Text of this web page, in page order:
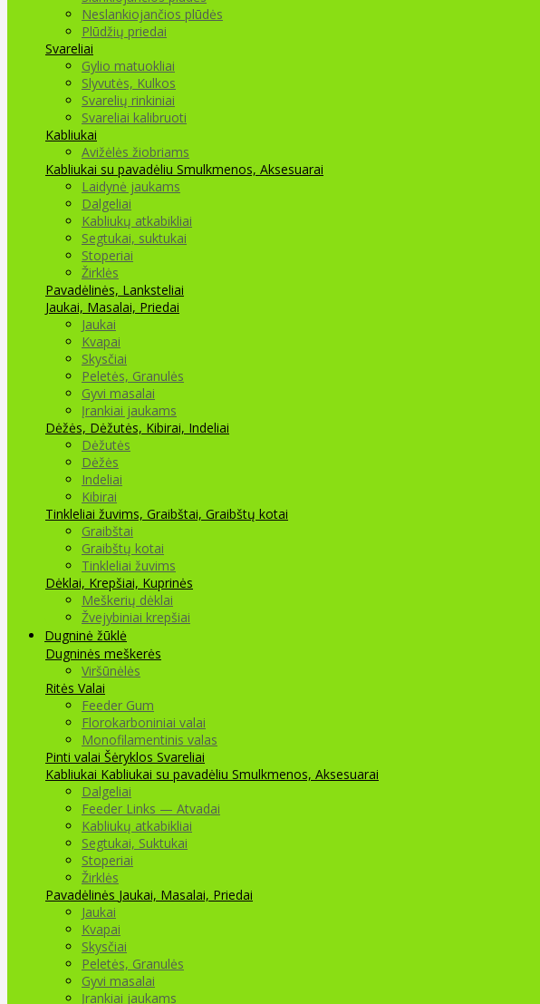
Neslankiojančios plūdės
Plūdžių priedai
Svareliai
Gylio matuokliai
Slyvutės, Kulkos
Svarelių rinkiniai
Svareliai kalibruoti
Kabliukai
Avižėlės žiobriams
Kabliukai su pavadėliu Smulkmenos, Aksesuarai
Laidynė jaukams
Dalgeliai
Kabliukų atkabikliai
Segtukai, suktukai
Stoperiai
Žirklės
Pavadėlinės, Lanksteliai
Jaukai, Masalai, Priedai
Jaukai
Kvapai
Skysčiai
Peletės, Granulės
Gyvi masalai
Įrankiai jaukams
Dėžės, Dėžutės, Kibirai, Indeliai
Dėžutės
Dėžės
Indeliai
Kibirai
Tinkleliai žuvims, Graibštai, Graibštų kotai
Graibštai
Graibštų kotai
Tinkleliai žuvims
Dėklai, Krepšiai, Kuprinės
Meškerių dėklai
Žvejybiniai krepšiai
Dugninė žūklė
Dugninės meškerės
Viršūnėlės
Ritės Valai
Feeder Gum
Florokarboniniai valai
Monofilamentinis valas
Pinti valai Šėryklos Svareliai
Kabliukai Kabliukai su pavadėliu Smulkmenos, Aksesuarai
Dalgeliai
Feeder Links — Atvadai
Kabliukų atkabikliai
Segtukai, Suktukai
Stoperiai
Žirklės
Pavadėlinės Jaukai, Masalai, Priedai
Jaukai
Kvapai
Skysčiai
Peletės, Granulės
Gyvi masalai
Įrankiai jaukams